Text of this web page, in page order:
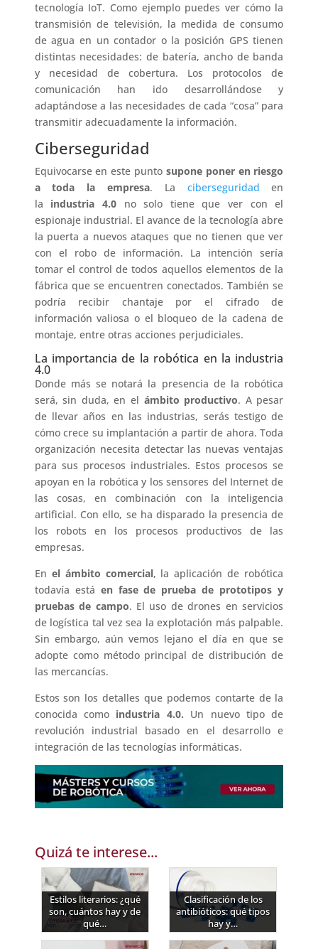
tecnología IoT. Como ejemplo puedes ver cómo la
transmisión de televisión, la medida de consumo
de agua en un contador o la posición GPS tienen
distintas necesidades: de batería, ancho de banda
y necesidad de cobertura. Los protocolos de
comunicación han ido desarrollándose y
adaptándose a las necesidades de cada “cosa” para
transmitir adecuadamente la información.
Ciberseguridad
Equivocarse en este punto supone poner en riesgo
a toda la empresa. La ciberseguridad en
la industria 4.0 no solo tiene que ver con el
espionaje industrial. El avance de la tecnología abre
la puerta a nuevos ataques que no tienen que ver
con el robo de información. La intención sería
tomar el control de todos aquellos elementos de la
fábrica que se encuentren conectados. También se
podría recibir chantaje por el cifrado de
información valiosa o el bloqueo de la cadena de
montaje, entre otras acciones perjudiciales.
La importancia de la robótica en la industria
4.0
Donde más se notará la presencia de la robótica
será, sin duda, en el ámbito productivo. A pesar
de llevar años en las industrias, serás testigo de
cómo crece su implantación a partir de ahora. Toda
organización necesita detectar las nuevas ventajas
para sus procesos industriales. Estos procesos se
apoyan en la robótica y los sensores del Internet de
las cosas, en combinación con la inteligencia
artificial. Con ello, se ha disparado la presencia de
los robots en los procesos productivos de las
empresas.
En el ámbito comercial, la aplicación de robótica
todavía está en fase de prueba de prototipos y
pruebas de campo. El uso de drones en servicios
de logística tal vez sea la explotación más palpable.
Sin embargo, aún vemos lejano el día en que se
adopte como método principal de distribución de
las mercancías.
Estos son los detalles que podemos contarte de la
conocida como industria 4.0. Un nuevo tipo de
revolución industrial basado en el desarrollo e
integración de las tecnologías informáticas.
Quizá te interese...
Estilos literarios: ¿qué
son, cuántos hay y de
qué…
Clasificación de los
antibióticos: qué tipos
hay y…